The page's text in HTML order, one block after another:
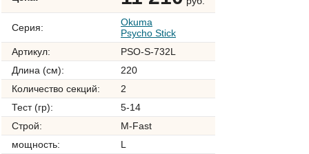
Серия:
Okuma
Psycho Stick
Артикул:
PSO-S-732L
Длина (см):
220
Количество секций:
2
Тест (гр):
5-14
Строй:
M-Fast
мощность:
L